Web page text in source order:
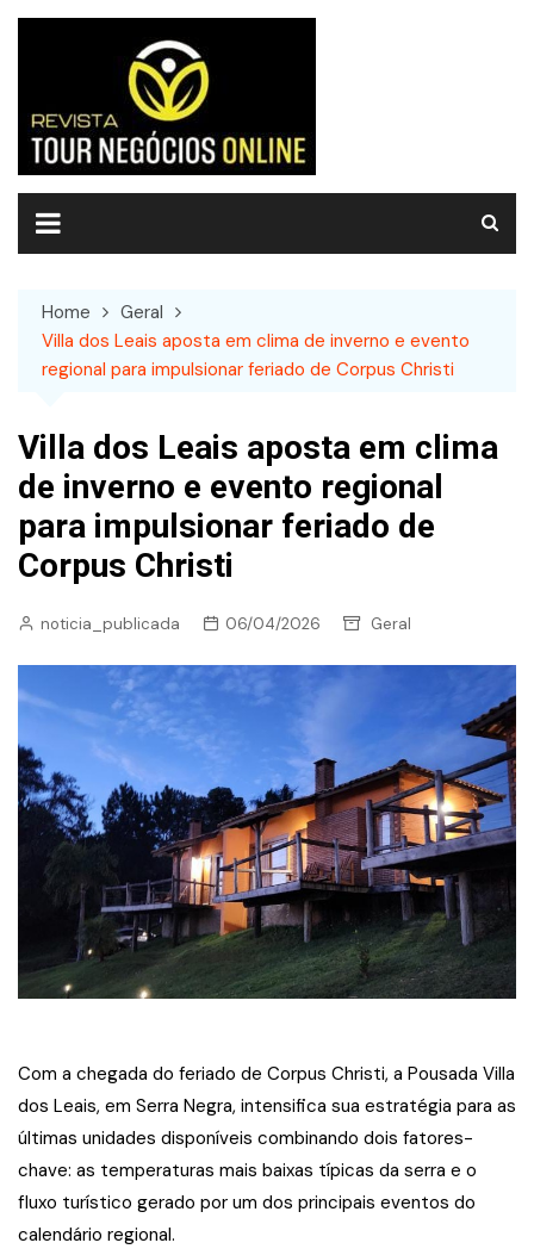
Skip
Home
Geral
Villa dos Leais aposta em clima de inverno e evento
regional para impulsionar feriado de Corpus Christi
Villa dos Leais aposta em clima
de inverno e evento regional
para impulsionar feriado de
Corpus Christi
noticia_publicada 06/04/2026 Geral
Com a chegada do feriado de Corpus Christi, a Pousada Villa
dos Leais, em Serra Negra, intensifica sua estratégia para as
últimas unidades disponíveis combinando dois fatores-
chave: as temperaturas mais baixas típicas da serra e o
fluxo turístico gerado por um dos principais eventos do
calendário regional.